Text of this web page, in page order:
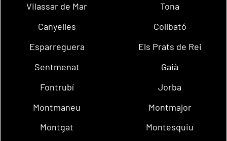
Vilassar de Mar
Tona
Canyelles
Collbató
Esparreguera
Els Prats de Rei
Sentmenat
Gaià
Fontrubí
Jorba
Montmaneu
Montmajor
Montgat
Montesquiu